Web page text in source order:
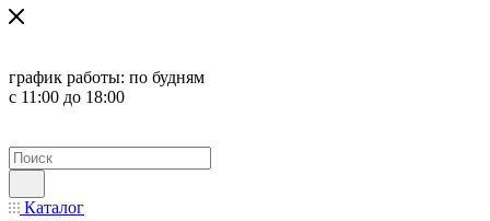
график работы: по будням
с 11:00 до 18:00
Каталог